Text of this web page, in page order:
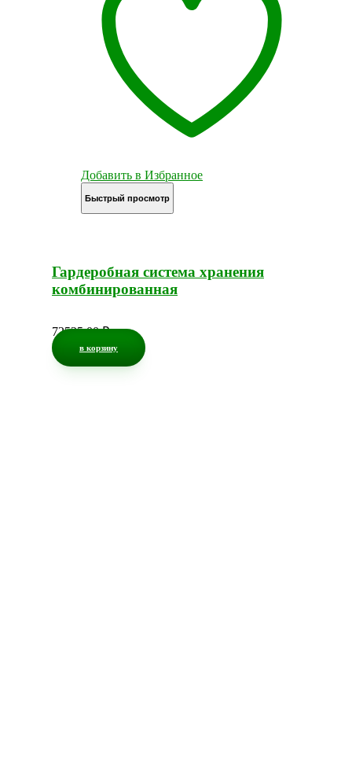
Добавить в Избранное
Быстрый просмотр
Гардеробная система хранения
комбинированная
72525,00₽
в корзину